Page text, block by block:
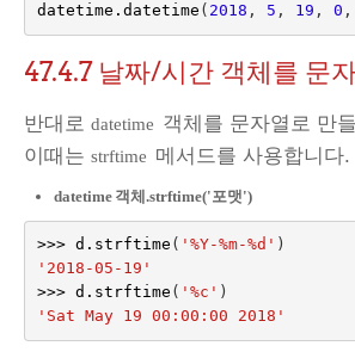
datetime . datetime ( 2018 , 5 , 19 , 0 ,
47.4.7 날짜/시간 객체를 문
반대로 datetime 객체를 문자열로 만
이때는 strftime 메서드를 사용합니다.
datetime 객체.strftime('포맷')
>>> d . strftime ( '%Y-%m-%d ' )
'2018-05-19'
>>> d . strftime ( ' %c ' )
'Sat May 19 00:00:00 2018'